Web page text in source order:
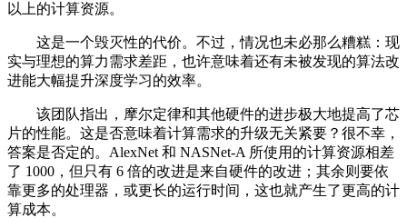
以上的计算资源。
这是一个毁灭性的代价。不过，情况也未必那么糟糕：现
实与理想的算力需求差距，也许意味着还有未被发现的算法改
进能大幅提升深度学习的效率。
该团队指出，摩尔定律和其他硬件的进步极大地提高了芯
片的性能。这是否意味着计算需求的升级无关紧要？很不幸，
答案是否定的。AlexNet 和 NASNet-A 所使用的计算资源相差
了 1000，但只有 6 倍的改进是来自硬件的改进；其余则要依
靠更多的处理器，或更长的运行时间，这也就产生了更高的计
算成本。